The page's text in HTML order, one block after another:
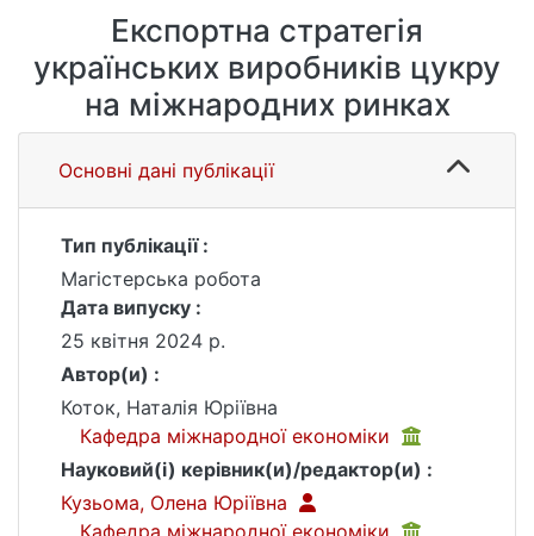
Експортна стратегія
українських виробників цукру
на міжнародних ринках
Основні дані публікації
Тип публікації :
Магістерська робота
Дата випуску :
25 квітня 2024 р.
Автор(и) :
Коток, Наталія Юріївна
Кафедра міжнародної економіки
Науковий(і) керівник(и)/редактор(и) :
Кузьома, Олена Юріївна
Кафедра міжнародної економіки